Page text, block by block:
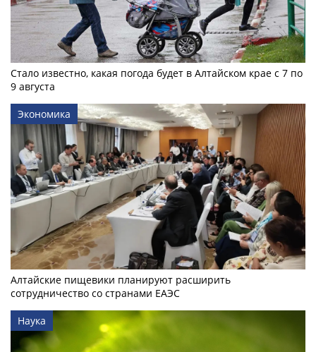
Стало известно, какая погода будет в Алтайском крае с 7 по
9 августа
Экономика
Алтайские пищевики планируют расширить
сотрудничество со странами ЕАЭС
Наука